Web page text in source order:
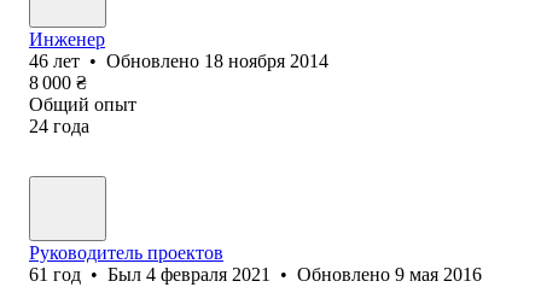
Инженер
46 лет • Обновлено 18 ноября 2014
8 000 ₴
Общий опыт
24 года
Руководитель проектов
61 год • Был 4 февраля 2021 • Обновлено 9 мая 2016